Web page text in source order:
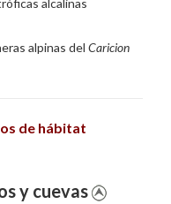
alcalinas
alpinas delCaricion
de hábitat
y cuevas